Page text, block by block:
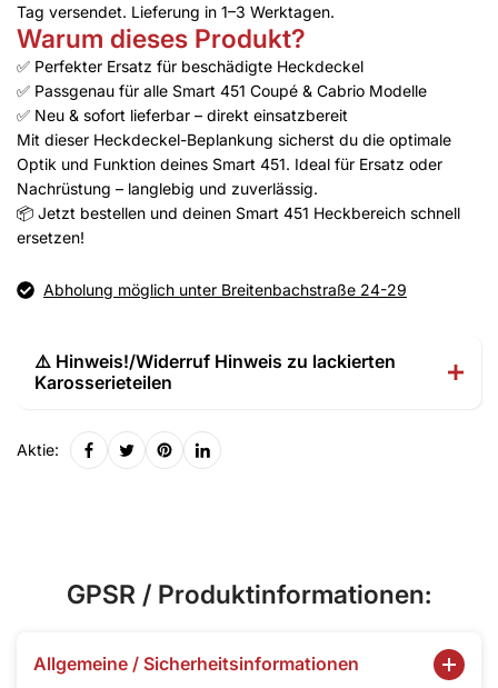
Tag versendet. Lieferung in 1–3 Werktagen.
Warum dieses Produkt?
✅ Perfekter Ersatz für beschädigte Heckdeckel
✅ Passgenau für alle Smart 451 Coupé & Cabrio Modelle
✅ Neu & sofort lieferbar – direkt einsatzbereit
Mit dieser Heckdeckel-Beplankung sicherst du die optimale
Optik und Funktion deines Smart 451. Ideal für Ersatz oder
Nachrüstung – langlebig und zuverlässig.
📦 Jetzt bestellen und deinen Smart 451 Heckbereich schnell
ersetzen!
Abholung möglich unter Breitenbachstraße 24-29
⚠️ Hinweis!/Widerruf Hinweis zu lackierten
Karosserieteilen
Aktie:
GPSR / Produktinformationen:
Allgemeine / Sicherheitsinformationen